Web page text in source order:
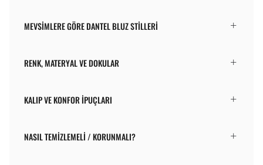
MEVSIMLERE GÖRE DANTEL BLUZ STILLERI
RENK, MATERYAL VE DOKULAR
KALIP VE KONFOR İPUÇLARI
NASIL TEMIZLEMELI / KORUNMALI?